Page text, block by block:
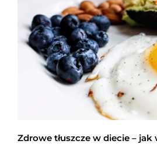
Zdrowe tłuszcze w diecie – jak